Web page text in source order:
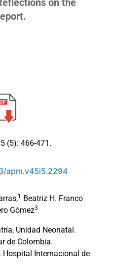
on the
(5): 466-471.
apm.v45i5.2294
1
Beatriz H. Franco
Gómez3
Unidad Neonatal.
de Colombia.
Hospital Internacional de